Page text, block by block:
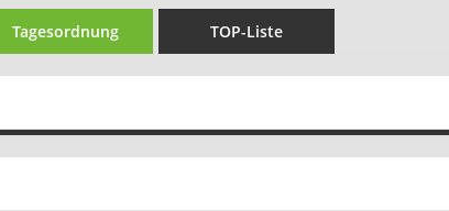
Tagesordnung TOP-Liste